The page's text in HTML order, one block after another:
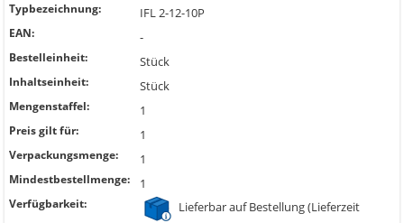
Typbezeichnung: IFL 2-12-10P
EAN: -
Bestelleinheit: Stück
Inhaltseinheit: Stück
Mengenstaffel: 1
Preis gilt für: 1
Verpackungsmenge: 1
Mindestbestellmenge: 1
Verfügbarkeit:
Lieferbar auf Bestellung (Lieferzeit